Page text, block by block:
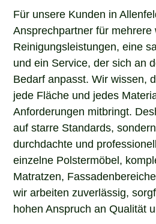
Für unsere Kunden in
Ansprechpartner für mehrere
Reinigungsleistungen, eine
und ein Service, der sich an
Bedarf anpasst. Wir wissen,
jede Fläche und jedes
Anforderungen mitbringt.
auf starre Standards,
durchdachte und
einzelne Polstermöbel,
Matratzen,
wir arbeiten zuverlässig,
hohen Anspruch an Qualität